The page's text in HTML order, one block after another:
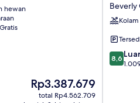
hewan
Harga
sekarang
Rp3.387.679
total Rp4.562.709
Luxury
Beverly
Hills
Beverly
Beverly
8.6
dari
8,6